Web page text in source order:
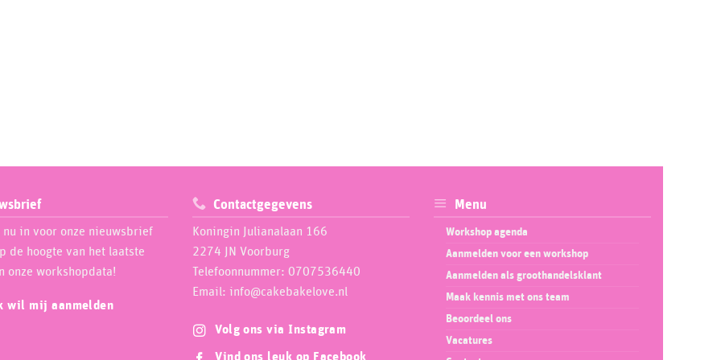
in voor onze nieuwsbrief
de hoogte van het laatste
onze workshopdata!
wil mij aanmelden
Contactgegevens
Koningin Julianalaan 166
2274 JN Voorburg
Telefoonnummer: 0707536440
Email: info@cakebakelove.nl
Volg ons via Instagram
Vind ons leuk op Facebook
Menu
Workshop agenda
Aanmelden voor een workshop
Aanmelden als groothandelsklant
Maak kennis met ons team
Beoordeel ons
Vacatures